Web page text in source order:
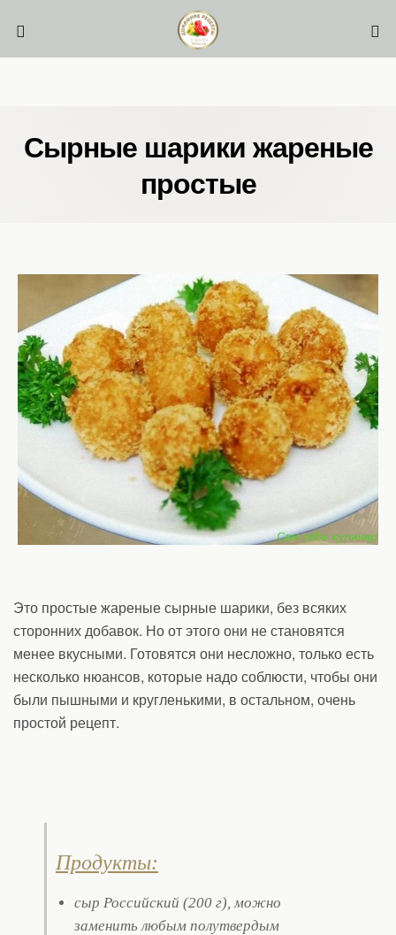
Сырные шарики жареные
простые
Это простые жареные сырные шарики, без всяких
сторонних добавок. Но от этого они не становятся
менее вкусными. Готовятся они несложно, только есть
несколько нюансов, которые надо соблюсти, чтобы они
были пышными и кругленькими, в остальном, очень
простой рецепт.
Продукты:
сыр Российский (200 г), можно
заменить любым полутвердым